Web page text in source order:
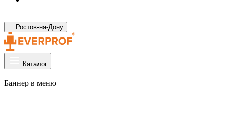
Ростов-на-Дону
Каталог
Баннер в меню